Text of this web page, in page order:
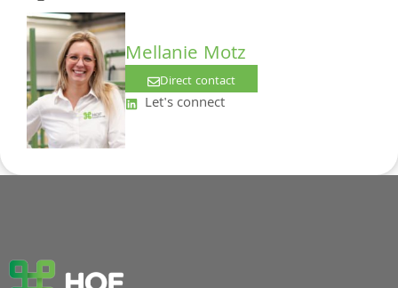
Mellanie Motz
Direct contact
Let's connect